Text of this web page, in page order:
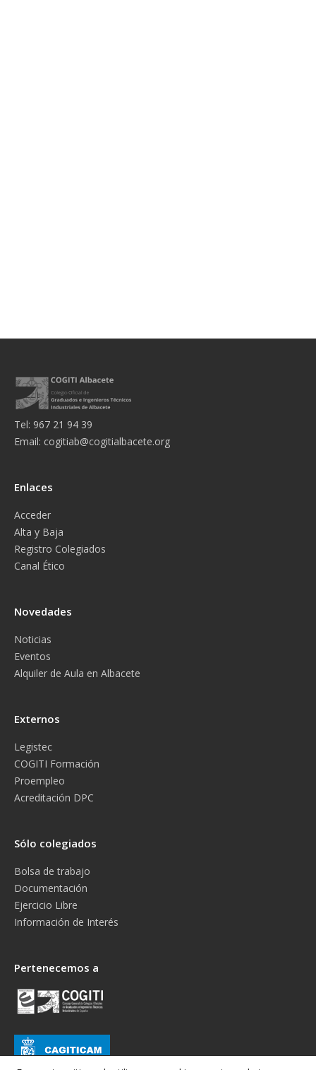
Tel: 967 21 94 39
Email: cogitiab@cogitialbacete.org
Enlaces
Acceder
Alta y Baja
Registro Colegiados
Canal Ético
Novedades
Noticias
Eventos
Alquiler de Aula en Albacete
Externos
Legistec
COGITI Formación
Proempleo
Acreditación DPC
Sólo colegiados
Bolsa de trabajo
Documentación
Ejercicio Libre
Información de Interés
Pertenecemos a